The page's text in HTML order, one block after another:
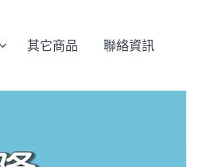
其它商品 聯絡資訊